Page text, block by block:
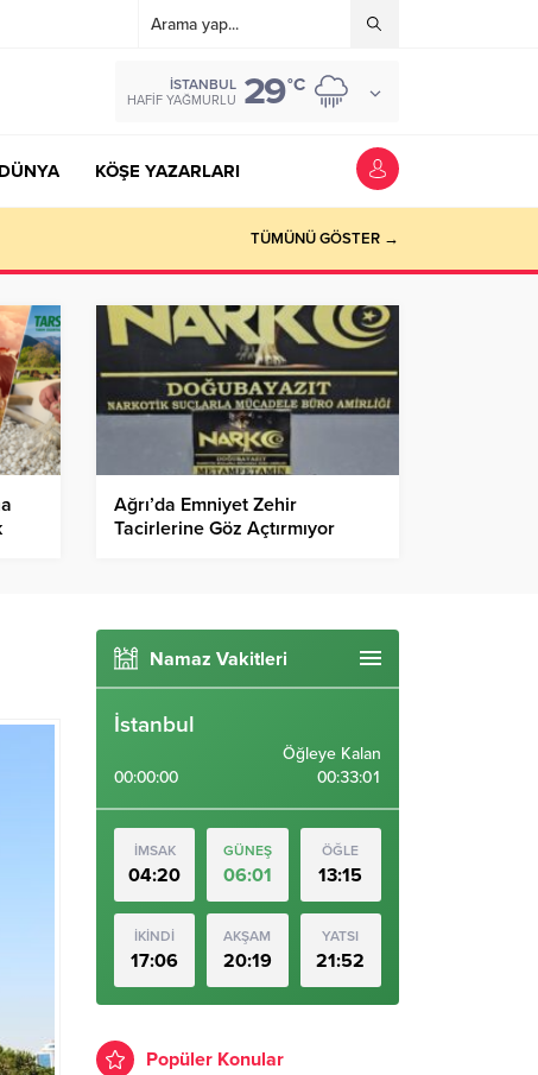
İSTANBUL
HAFIF YAĞMURLU 29°C
DÜNYA KÖŞE YAZARLARI
TÜMÜNÜ GÖSTER →
Ağrı’da Emniyet Zehir
Tacirlerine Göz Açtırmıyor
Namaz Vakitleri
İstanbul
00:00:00
Öğleye Kalan
00:33:00
İMSAK
04:20
GÜNEŞ
06:01
ÖĞLE
13:15
İKİNDİ
17:06
AKŞAM
20:19
YATSI
21:52
Popüler Konular